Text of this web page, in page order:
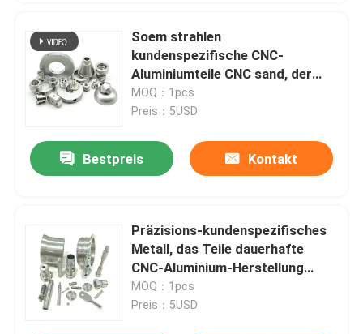
Startseite
Videos
Soem strahlen
kundenspezifische CNC-
Aluminiumteile CNC sand, der
schnelle Erstausführung
maschinell bearbeitet
MOQ：1pcs
Preis：5USD
Bestpreis Kontakt
Präzisions-kundenspezifisches
Metall, das Teile dauerhafte
CNC-Aluminium-Herstellung
stempelt
MOQ：1pcs
Preis：5USD